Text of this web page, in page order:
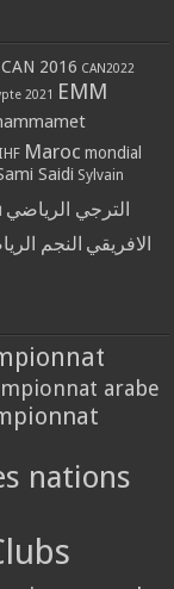
CAN 2016 CAN2022
2021 EMM
IHF Maroc mondial
Saidi Sylvain
الترجي الرياضي
الافريقي النجم
arabe
nations